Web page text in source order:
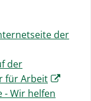
der
der
für Arbeit
- Wir helfen